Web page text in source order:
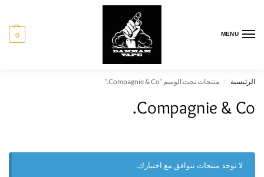
MENU
0
الرئيسية / منتجات تحت الوسم “Compagnie & Co.”
Compagnie & Co.
لا توجد منتجات تتوافق مع اختيارك.